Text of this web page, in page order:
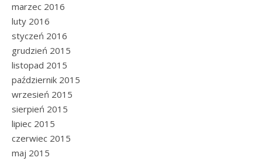
marzec 2016
luty 2016
styczeń 2016
grudzień 2015
listopad 2015
październik 2015
wrzesień 2015
sierpień 2015
lipiec 2015
czerwiec 2015
maj 2015